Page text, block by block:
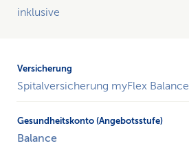
Standardversicherung,
Anspruch
inklusive
Spitalversicherung myFlex Balance
Balance